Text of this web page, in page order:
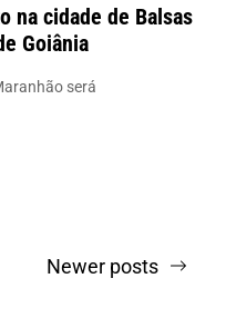
na cidade de Balsas
Goiânia
será
Newer posts